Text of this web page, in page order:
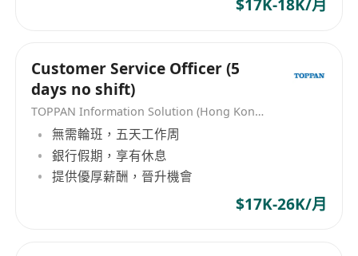
$17K-18K/月
Customer Service Officer (5
days no shift)
TOPPAN Information Solution (Hong Kong) Limited
無需輪班，五天工作周
銀行假期，享有休息
提供優厚薪酬，晉升機會
$17K-26K/月